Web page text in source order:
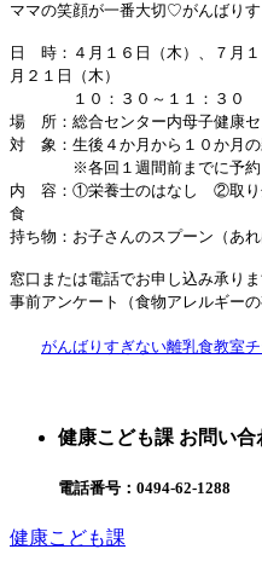
ママの笑顔が一番大切♡がんばりす
日 時：４月１６日（木）、７月
月２１日（木）
１０：３０～１１：３０
場 所：総合センター内母子健康セ
対 象：生後４か月から１０か月
※各回１週間前までに予約
内 容：①栄養士のはなし ②取り
食
持ち物：お子さんのスプーン（あ
窓口または電話でお申し込み承りま
事前アンケート（食物アレルギー
がんばりすぎない離乳食教室
健康こども課 お問い合
電話番号： 0494-62-1288
健康こども課